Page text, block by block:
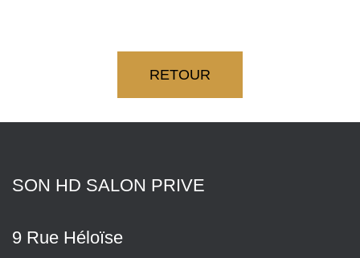
RETOUR
SON HD SALON PRIVE
9 Rue Héloïse